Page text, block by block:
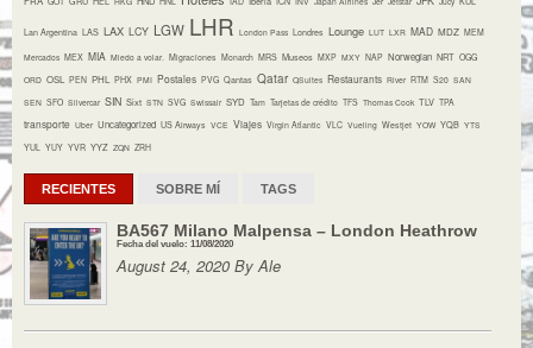
Lan Argentina LAS LAX LCY LGW LHR London Pass Londres Lounge LUT LXR MAD MDZ MEM
Mercados MEX MIA Miedo a volar. Migraciones Monarch MRS Museos MXP MXY NAP Norwegian NRT OGG
ORD OSL PEN PHL PHX PMI Postales PVG Qantas Qatar QSuites Restaurants River RTM S20 SAN
SEN SFO Silvercar SIN Sixt STN SVG Swissair SYD Tam Tarjetas de crédito TFS Thomas Cook TLV TPA
transporte Uber Uncategorized US Airways VCE Viajes Virgin Atlantic VLC Vueling Westjet YOW YQB YTS
YUL YUY YVR YYZ ZQN ZRH
RECIENTES SOBRE MÍ TAGS
BA567 Milano Malpensa – London Heathrow
Fecha del vuelo: 11/08/2020
August 24, 2020 By Ale